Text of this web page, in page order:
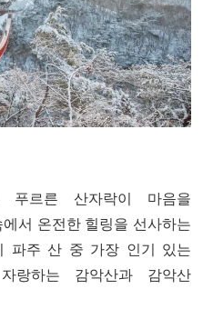
푸르른 산자락이 마음을
서 온전한 힐링을 선사하는
파주 산 중 가장 인기 있는
랑하는 감악산과 감악산